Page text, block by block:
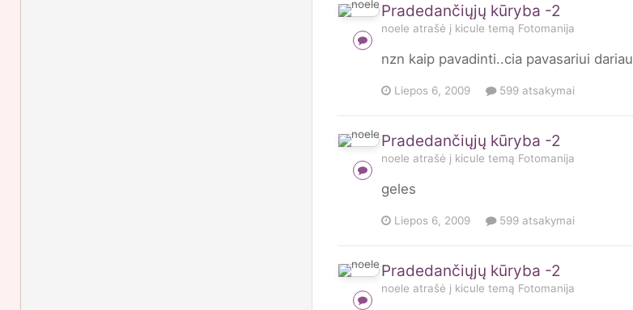
Pradedančiųjų kūryba -2
noele atrašė į kicule temą Fotomanija
nzn kaip pavadinti..cia pavasariui dariau
Liepos 6, 2009 599 atsakymai
Pradedančiųjų kūryba -2
noele atrašė į kicule temą Fotomanija
geles
Liepos 6, 2009 599 atsakymai
Pradedančiųjų kūryba -2
noele atrašė į kicule temą Fotomanija